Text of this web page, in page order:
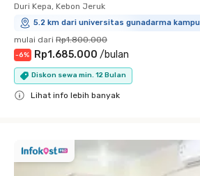
Duri Kepa, Kebon Jeruk
5.2 km dari universitas gunadarma
mulai dari Rp1.800.000
-6% Rp1.685.000 /bulan
Diskon sewa min. 12 Bulan
Lihat info lebih banyak